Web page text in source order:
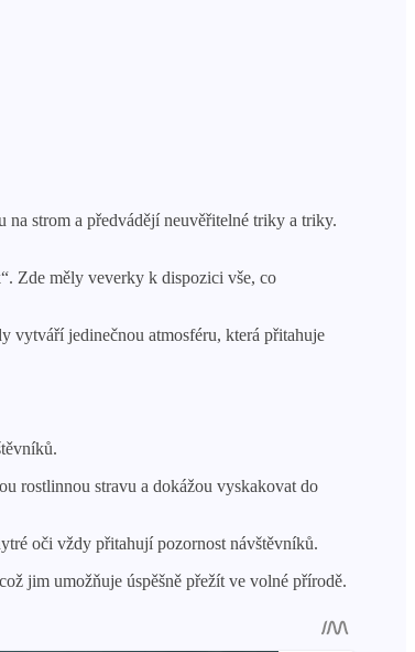
strom a předvádějí neuvěřitelné triky a triky.
Zde měly veverky k dispozici vše, co
vytváří jedinečnou atmosféru, která přitahuje
rostlinnou stravu a dokážou vyskakovat do
oči vždy přitahují pozornost návštěvníků.
jim umožňuje úspěšně přežít ve volné přírodě.